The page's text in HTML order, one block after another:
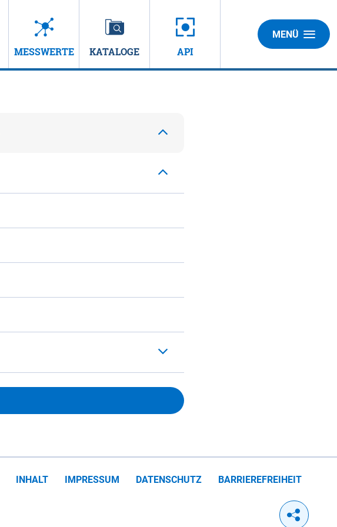
MESSWERTE KATALOGE API
MENÜ
INHALT IMPRESSUM DATENSCHUTZ BARRIEREFREIHEIT